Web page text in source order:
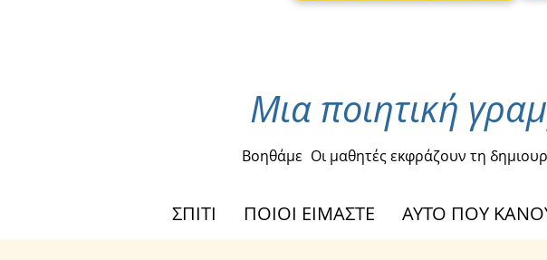
Μια ποιητική
Βοηθάμε Οι μαθητές εκφράζουν τη
ΣΠΙΤΙ ΠΟΙΟΙ ΕΙΜΑΣΤΕ ΑΥΤΟ ΠΟΥ